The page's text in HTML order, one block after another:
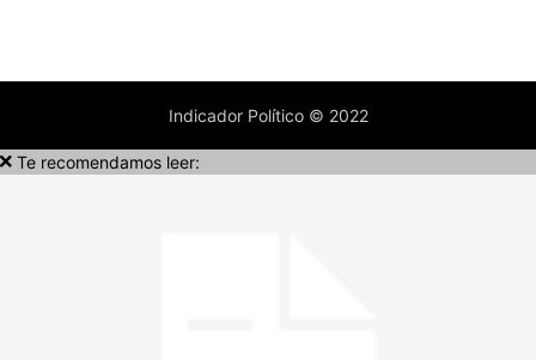
Indicador Político © 2022
Te recomendamos leer: